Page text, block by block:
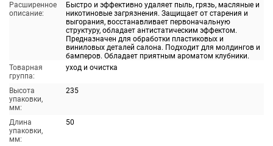
Расширенное
описание:
Быстро и эффективно удаляет пыль, грязь, масляные и
никотиновые загрязнения. Защищает от старения и
выгорания, восстанавливает первоначальную
структуру, обладает антистатическим эффектом.
Предназначен для обработки пластиковых и
виниловых деталей салона. Подходит для молдингов и
бамперов. Обладает приятным ароматом клубники.
Товарная
группа:
уход и очистка
Высота
упаковки,
мм:
235
Длина
упаковки,
мм:
50